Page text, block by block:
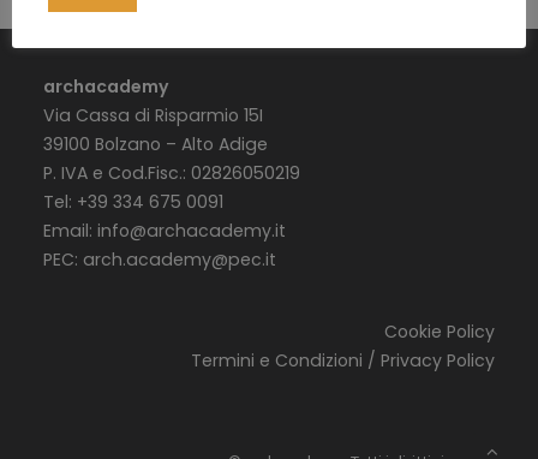
archacademy
Via Cassa di Risparmio 15I
39100 Bolzano – Alto Adige
P. IVA e Cod.Fisc.: 02826050219
Tel: +39 334 675 0091
Email: info@archacademy.it
PEC: arch.academy@pec.it
Cookie Policy
Termini e Condizioni / Privacy Policy